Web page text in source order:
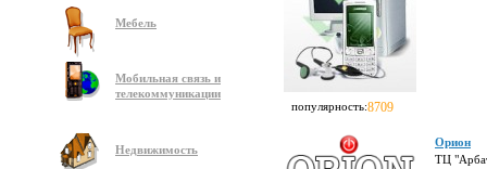
Мебель
Мобильная связь и
телекоммуникации
Недвижимость
популярность:8709
Орион
ТЦ